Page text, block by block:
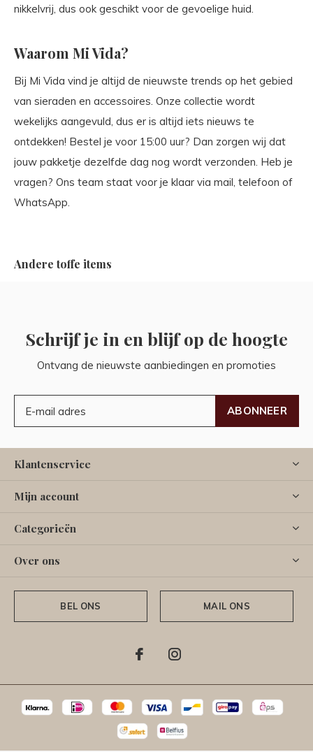
nikkelvrij, dus ook geschikt voor de gevoelige huid.
Waarom Mi Vida?
Bij Mi Vida vind je altijd de nieuwste trends op het gebied
van sieraden en accessoires. Onze collectie wordt
wekelijks aangevuld, dus er is altijd iets nieuws te
ontdekken! Bestel je voor 15:00 uur? Dan zorgen wij dat
jouw pakketje dezelfde dag nog wordt verzonden. Heb je
vragen? Ons team staat voor je klaar via mail, telefoon of
WhatsApp.
Andere toffe items
Schrijf je in en blijf op de hoogte
Ontvang de nieuwste aanbiedingen en promoties
ABONNEER
Klantenservice
Mijn account
Categorieën
Over ons
BEL ONS MAIL ONS